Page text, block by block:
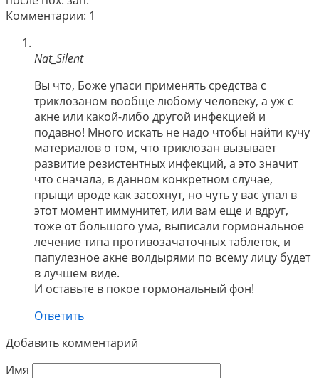
Комментарии: 1
Nat_Silent
Вы что, Боже упаси применять средства с
триклозаном вообще любому человеку, а уж с
акне или какой-либо другой инфекцией и
подавно! Много искать не надо чтобы найти кучу
материалов о том, что триклозан вызывает
развитие резистентных инфекций, а это значит
что сначала, в данном конкретном случае,
прыщи вроде как засохнут, но чуть у вас упал в
этот момент иммунитет, или вам еще и вдруг,
тоже от большого ума, выписали гормональное
лечение типа противозачаточных таблеток, и
папулезное акне волдырями по всему лицу будет
в лучшем виде.
И оставьте в покое гормональный фон!
Ответить
Добавить комментарий
Имя